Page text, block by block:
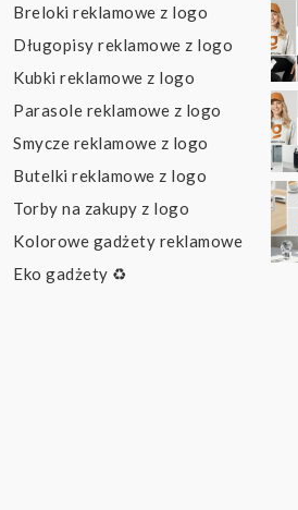
Breloki reklamowe z logo
Długopisy reklamowe z logo
Kubki reklamowe z logo
Parasole reklamowe z logo
Smycze reklamowe z logo
Butelki reklamowe z logo
Torby na zakupy z logo
Kolorowe gadżety reklamowe
Eko gadżety ♻️